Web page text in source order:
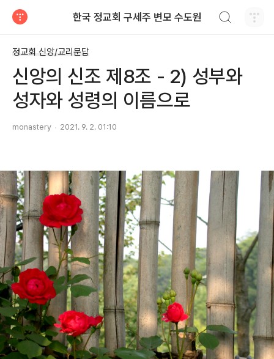
한국 정교회 구세주 변모 수도원
정교회 신앙/교리문답
신앙의 신조 제8조 - 2) 성부와
성자와 성령의 이름으로
monastery 2021. 9. 2. 01:10